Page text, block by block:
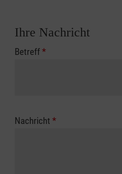
Ihre Nachricht
Betreff*
Nachricht *